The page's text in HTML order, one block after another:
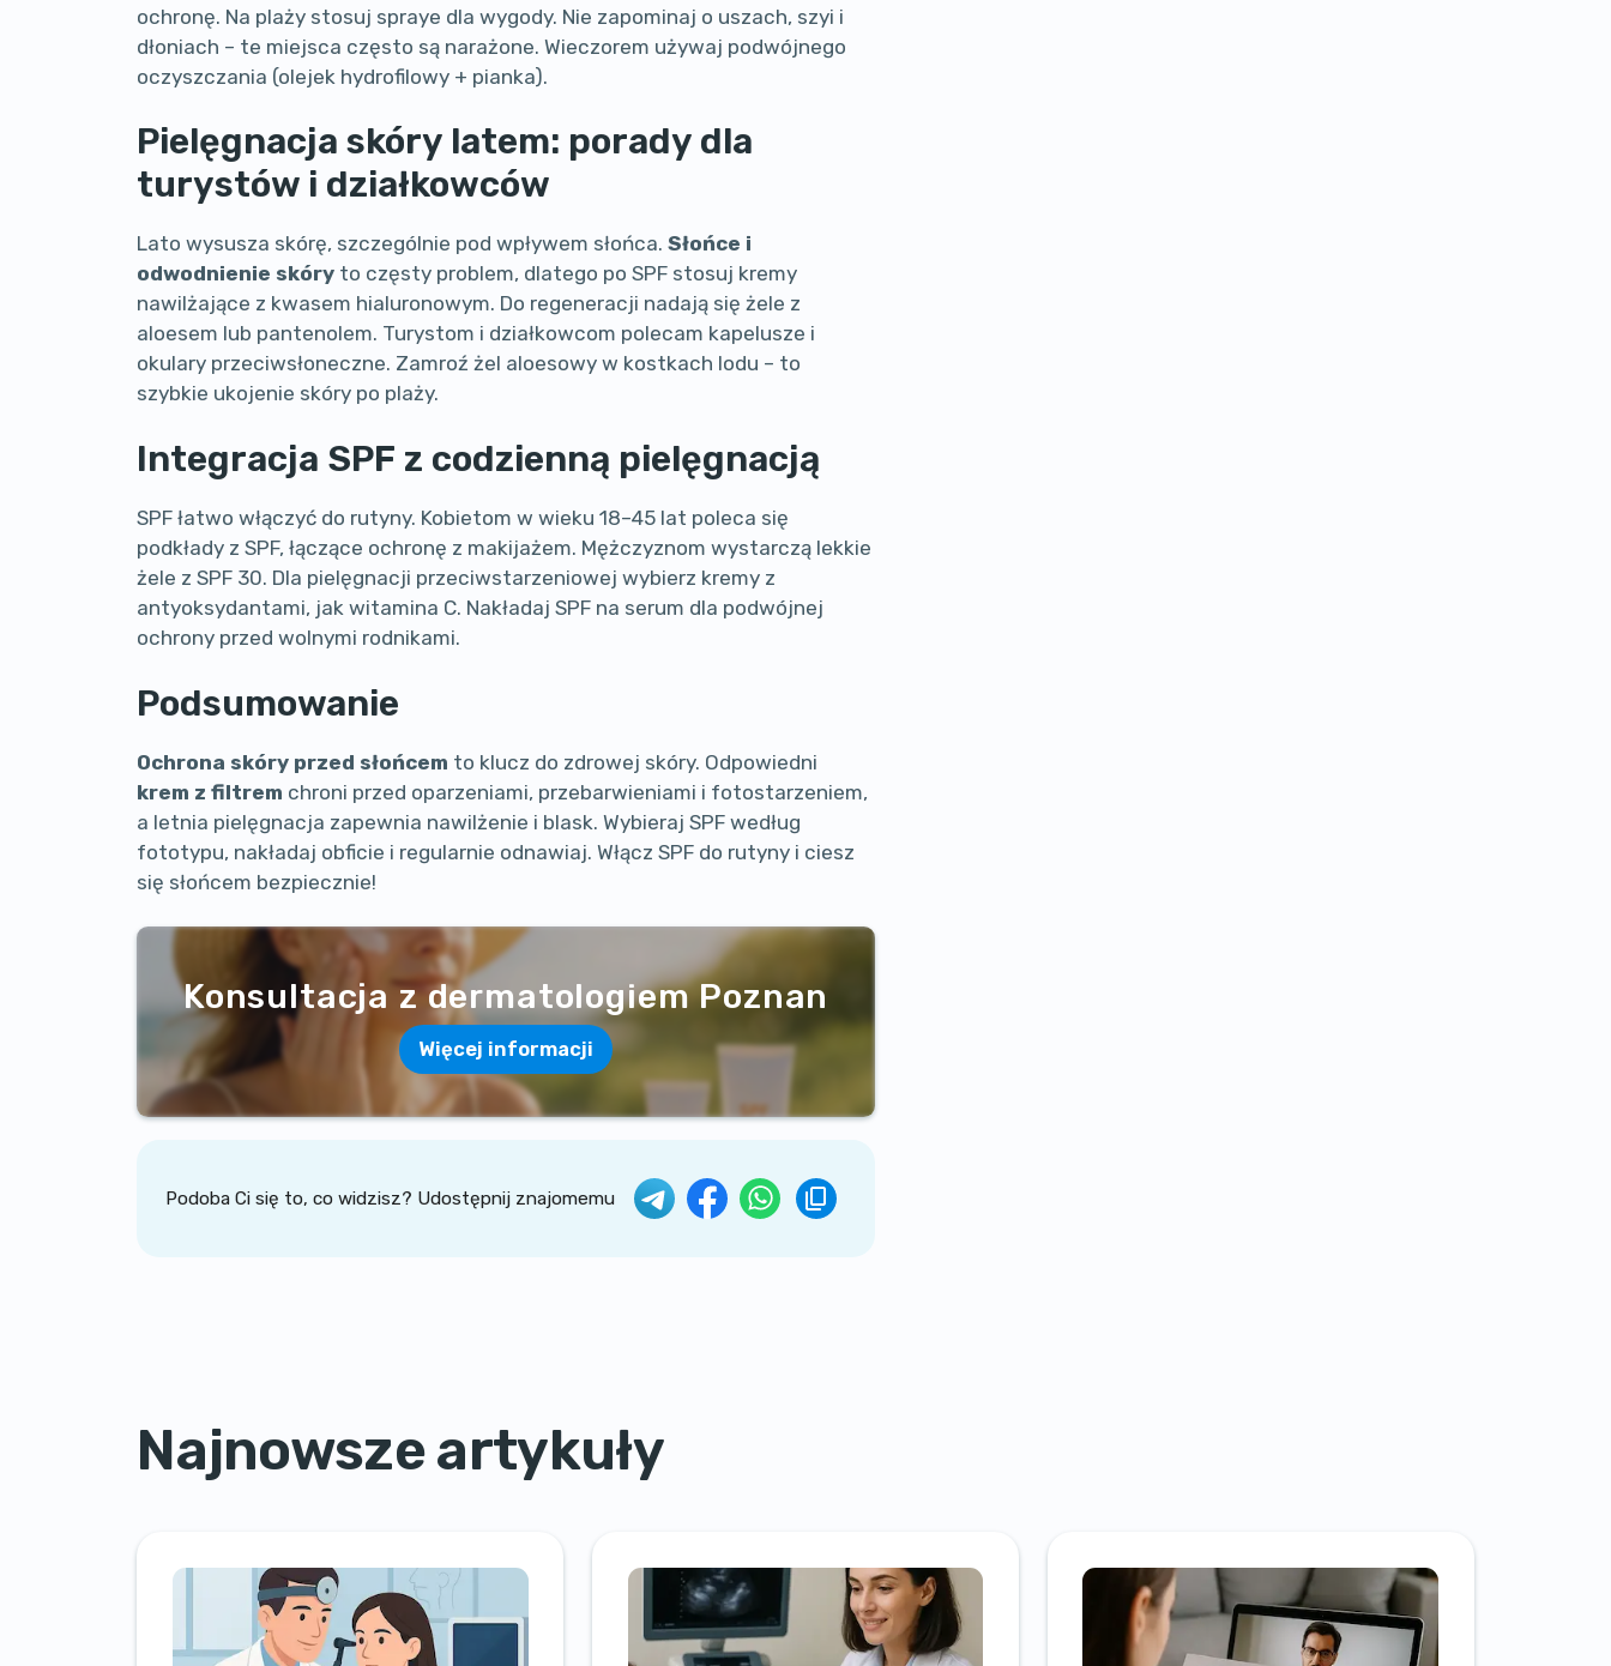
ochronę. Na plaży stosuj spraye dla wygody. Nie zapominaj o uszach, szyi i
dłoniach – te miejsca często są narażone. Wieczorem używaj podwójnego
oczyszczania (olejek hydrofilowy + pianka).
Pielęgnacja skóry latem: porady dla
turystów i działkowców
Lato wysusza skórę, szczególnie pod wpływem słońca.Słońce i
odwodnienie skóry to częsty problem, dlatego po SPF stosuj kremy
nawilżające z kwasem hialuronowym. Do regeneracji nadają się żele z
aloesem lub pantenolem. Turystom i działkowcom polecam kapelusze i
okulary przeciwsłoneczne. Zamroź żel aloesowy w kostkach lodu – to
szybkie ukojenie skóry po plaży.
Integracja SPF z codzienną pielęgnacją
SPF łatwo włączyć do rutyny. Kobietom w wieku 18–45 lat poleca się
podkłady z SPF, łączące ochronę z makijażem. Mężczyznom wystarczą lekkie
żele z SPF 30. Dla pielęgnacji przeciwstarzeniowej wybierz kremy z
antyoksydantami, jak witamina C. Nakładaj SPF na serum dla podwójnej
ochrony przed wolnymi rodnikami.
Podsumowanie
Ochrona skóry przed słońcem to klucz do zdrowej skóry. Odpowiedni
krem z filtrem chroni przed oparzeniami, przebarwieniami i fotostarzeniem,
a letnia pielęgnacja zapewnia nawilżenie i blask. Wybieraj SPF według
fototypu, nakładaj obficie i regularnie odnawiaj. Włącz SPF do rutyny i ciesz
się słońcem bezpiecznie!
Konsultacja z dermatologiem Poznan
Więcej informacji
Podoba Ci się to, co widzisz? Udostępnij znajomemu
Najnowsze artykuły